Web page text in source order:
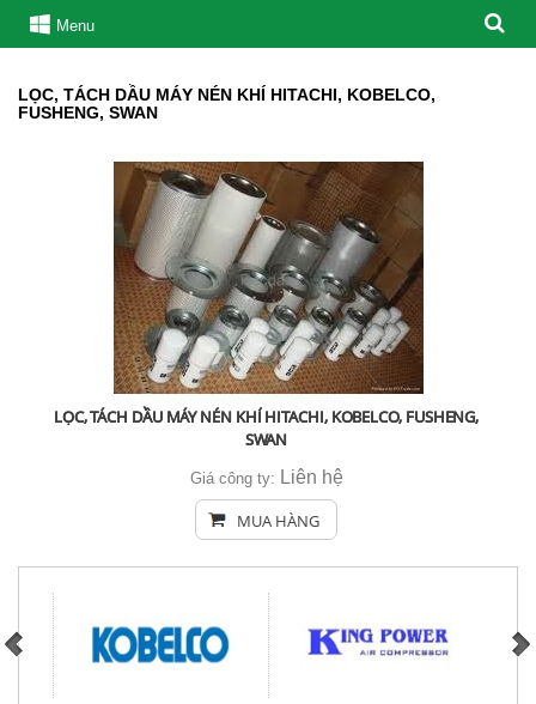
Menu
LỌC, TÁCH DẦU MÁY NÉN KHÍ HITACHI, KOBELCO,
FUSHENG, SWAN
LỌC, TÁCH DẦU MÁY NÉN KHÍ HITACHI, KOBELCO, FUSHENG,
SWAN
Giá công ty: Liên hệ
MUA HÀNG